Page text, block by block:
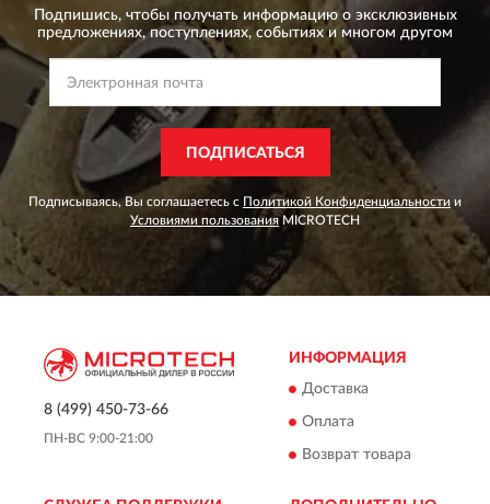
Подпишись, чтобы получать информацию о эксклюзивных
предложениях,поступлениях, событиях и многом другом
ПОДПИСАТЬСЯ
Подписываясь, Вы соглашаетесь с Политикой Конфиденциальности и
Условиями пользованияMICROTECH
8 (499) 450-73-66
ПН-ВС 9:00-21:00
ИНФОРМАЦИЯ
Доставка
Оплата
Возврат товара